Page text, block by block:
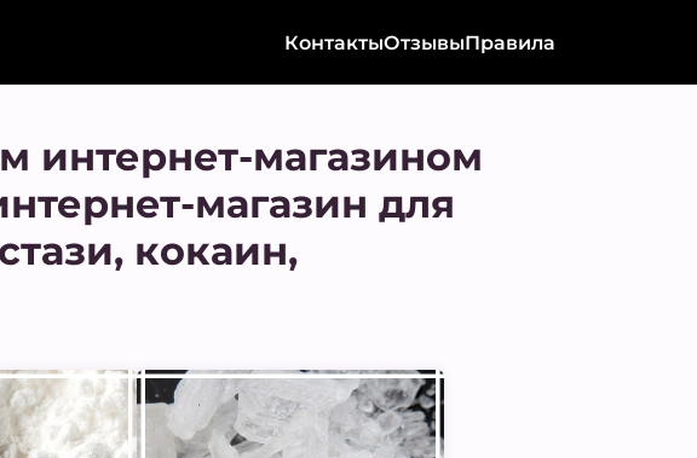
КонтактыОтзывыПравила
интернет-магазином
магазин для
кокаин,